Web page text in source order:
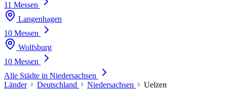
11 Messen
Langenhagen
10 Messen
Wolfsburg
10 Messen
Alle Städte in Niedersachsen
Länder
Deutschland Niedersachsen Uelzen